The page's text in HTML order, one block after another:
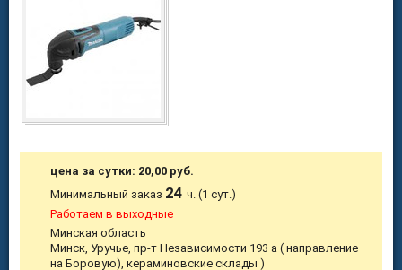
цена за сутки: 20,00 руб.
Минимальный заказ 24ч. (1 сут.)
Работаем в выходные
Минская область
Минск, Уручье, пр-т Независимости 193 а ( направление
на Боровую), кераминовские склады )